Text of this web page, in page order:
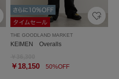
THE GOODLAND MARKET
KEIMEN Overalls
￥18,15050%OFF